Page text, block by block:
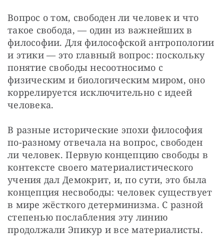
Вопрос о том, свободен ли человек и что
такое свобода, — один из важнейших в
философии. Для философской антропологии
и этики — это главный вопрос: поскольку
понятие свободы несоотносимо с
физическим и биологическим миром, оно
коррелируется исключительно с идеей
человека.
В разные исторические эпохи философия
по-разному отвечала на вопрос, свободен
ли человек. Первую концепцию свободы в
контексте своего материалистического
учения дал Демокрит, и, по сути, это была
концепция несвободы: человек существует
в мире жёсткого детерминизма. С разной
степенью послабления эту линию
продолжали Эпикур и все материалисты.